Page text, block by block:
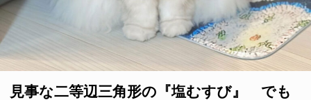
見事な二等辺三角形の『塩むすび』 でも